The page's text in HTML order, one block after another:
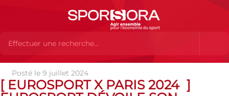
Actualités Actualités
ACTUS' DES MARQUES PARTENAIRES
[ Eurosport x Paris 2024 ]
Posté le 9 juillet 2024
[ EUROSPORT X PARIS 2024 ]